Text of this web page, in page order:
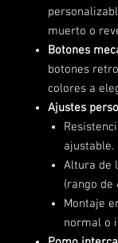
muerto o
Botones
botones
colores a
Ajustes
ajustable.
Altura de
(rango de
Montaje
normal o